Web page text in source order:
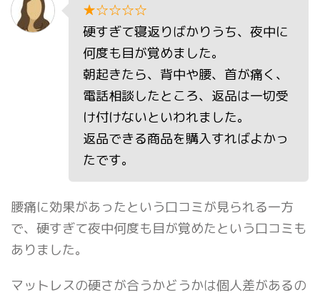
★☆☆☆☆
硬すぎて寝返りばかりうち、夜中に
何度も目が覚めました。
朝起きたら、背中や腰、首が痛く、
電話相談したところ、返品は一切受
け付けないといわれました。
返品できる商品を購入すればよかっ
たです。
腰痛に効果があったという口コミが見られる一方
で、硬すぎて夜中何度も目が覚めたという口コミも
ありました。
マットレスの硬さが合うかどうかは個人差があるの